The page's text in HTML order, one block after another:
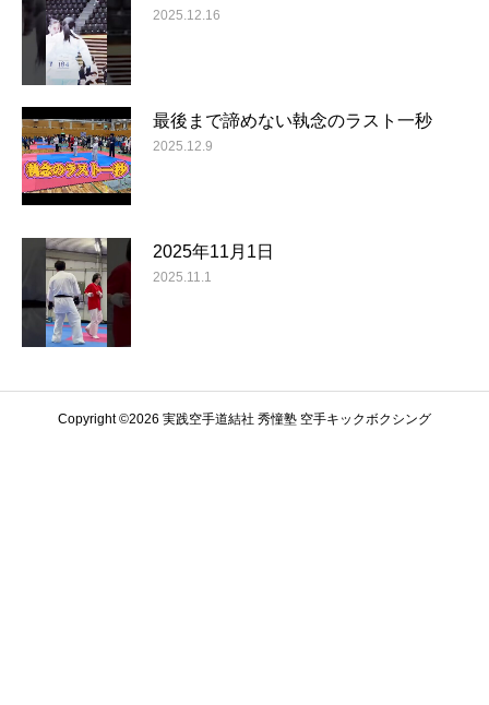
2025.12.16
最後まで諦めない執念のラスト一秒
2025.12.9
2025年11月1日
2025.11.1
Copyright ©️2026 実践空手道結社 秀憧塾 空手キックボクシング